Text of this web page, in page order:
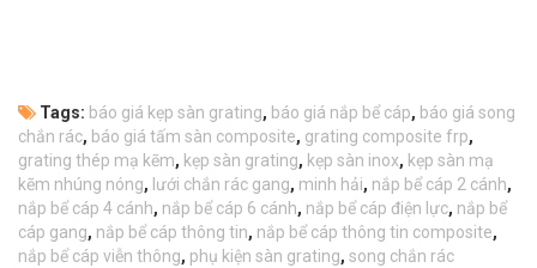
Tags: báo giá kẹp sàn grating, báo giá nắp bể cáp, báo giá song
chắn rác, báo giá tấm sàn composite, grating composite frp,
grating thép mạ kẽm, kẹp sàn grating, kẹp sàn inox, kẹp sàn mạ
kẽm nhúng nóng, lưới chắn rác gang, minh hải, nắp bể cáp 2 cánh,
nắp bể cáp 4 cánh, nắp bể cáp 6 cánh, nắp bể cáp điện lực, nắp bể
cáp gang, nắp bể cáp thông tin, nắp bể cáp thông tin composite,
nắp bể cáp viễn thông, phụ kiện sàn grating, song chắn rác